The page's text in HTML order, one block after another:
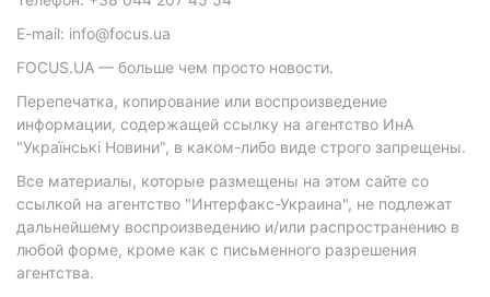
E-mail: info@focus.ua
FOCUS.UA — больше чем просто новости.
Перепечатка, копирование или воспроизведение
информации, содержащей ссылку на агентство ИнА
"Українські Новини", в каком-либо виде строго запрещены.
Все материалы, которые размещены на этом сайте со
ссылкой на агентство "Интерфакс-Украина", не подлежат
дальнейшему воспроизведению и/или распространению в
любой форме, кроме как с письменного разрешения
агентства.